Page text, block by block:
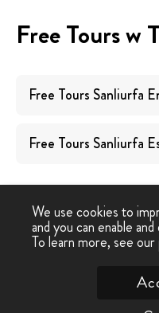
Free Tours w
Free Tours Sanliurfa
Free Tours Sanliurfa
Free Walking Tour ›
We use cookies to
and you can enable
To learn more, see our